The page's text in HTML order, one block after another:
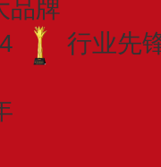
品牌
行业先